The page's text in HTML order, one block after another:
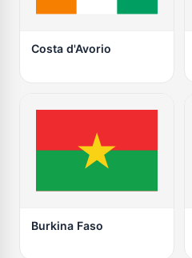
Costa d'Avorio
Burkina Faso